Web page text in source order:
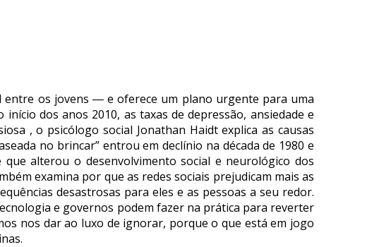
entre os jovens ― e oferece um plano urgente para uma
dos anos 2010, as taxas de depressão, ansiedade e
, o psicólogo social Jonathan Haidt explica as causas
no brincar” entrou em declínio na década de 1980 e
alterou o desenvolvimento social e neurológico dos
examina por que as redes sociais prejudicam mais as
desastrosas para eles e as pessoas a seu redor.
e governos podem fazer na prática para reverter
nos dar ao luxo de ignorar, porque o que está em jogo